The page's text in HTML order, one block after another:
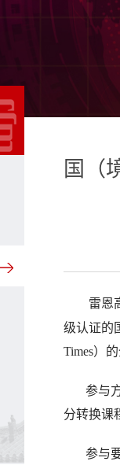
国（
雷恩
级认证的
Times）
参与方
分转换课
参与要